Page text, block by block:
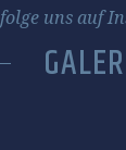
folge uns auf